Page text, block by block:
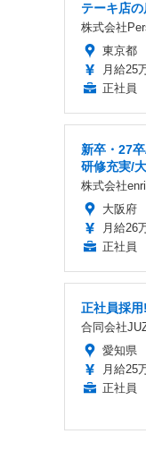
テーキ店
株式会社
東京都
月給25
正社員
新卒・27
研修充実/
株式会社
大阪府
月給26
正社員
正社員採
合同会社
愛知県
月給25
正社員